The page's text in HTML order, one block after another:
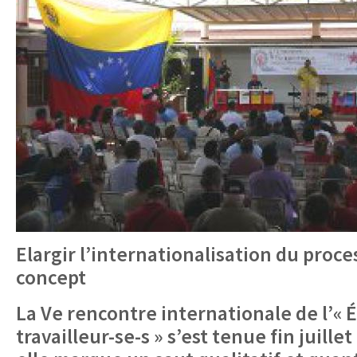
Elargir l’internationalisation du
concept
La Ve rencontre internationale de l’«
travailleur-se-s » s’est tenue fin juillet